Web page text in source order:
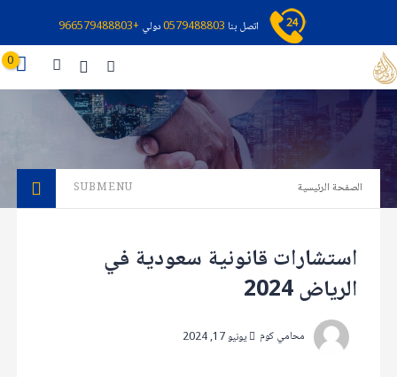
اتصل بنا 0579488803دولي+966579488803
0
الصفحة الرئيسية SUBMENU
استشارات قانونية سعودية في
الرياض 2024
محامي كوم يونيو 17, 2024